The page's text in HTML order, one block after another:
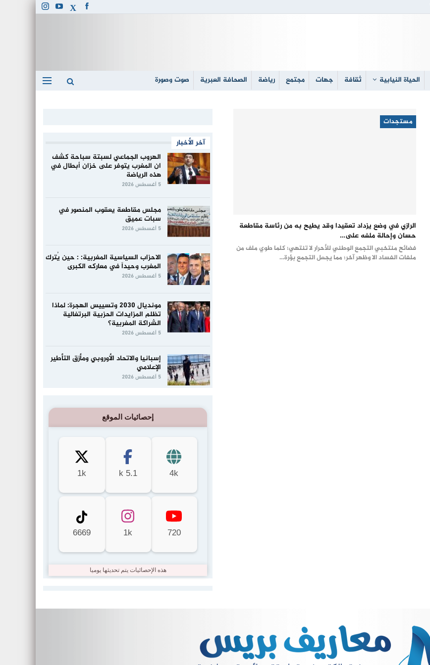
الحياة النيابية ثقافة جهات مجتمع رياضة الصحافة العبرية صوت وصورة
مستجدات
الرازي في وضع يزداد تعقيدا وقد يطيح به من رئاسة مقاطعة
حسان وإحالة ملفه على…
فضائح منتخبي التجمع الوطني للأحرار لا تنتهي؛ كلما طوي ملف من
ملفات الفساد الا وظهر آخر؛ مما يجعل التجمع بؤرة…
آخر الأخبار
الهروب الجماعي لسبتة سباحة كشف
ان المغرب يتوفر على خزان أبطال في
هذه الرياضة
5 أغسطس 2026
مجلس مقاطعة يعقوب المنصور في
سبات عميق
5 أغسطس 2026
الاحزاب السياسية المغربية: : حين يُترك
المغرب وحيداً في معاركه الكبرى
5 أغسطس 2026
مونديال 2030 وتسييس الهجرة: لماذا
تظلم المزايدات الحزبية البرتغالية
الشراكة المغربية؟
5 أغسطس 2026
إسبانيا والاتحاد الأوروبي ومأزق التأطير
الإعلامي
5 أغسطس 2026
إحصائيات الموقع
4k
5.1 k
1k
720
1k
6669
هذه الإحصائيات يتم تحديثها يوميا